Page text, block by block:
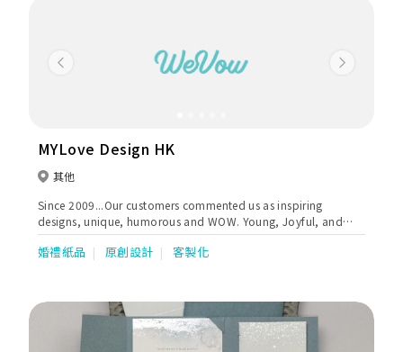
Previous Next
MYLove Design HK
其他
Since 2009...Our customers commented us as inspiring
designs, unique, humorous and WOW. Young, Joyful, and
passionate about art, that's why people like us. Bespoke
invitation design, beautifully packaged wedding favors and
婚禮紙品 原創設計 客製化